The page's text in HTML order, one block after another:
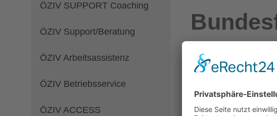
ÖZIV SUPPORT Coaching
ÖZIV Support/Beratung
ÖZIV Arbeitsassistenz
ÖZIV Betriebsservice
ÖZIV ACCESS
Gesetzliche
ACHTUNG!
bis 31.12.2013